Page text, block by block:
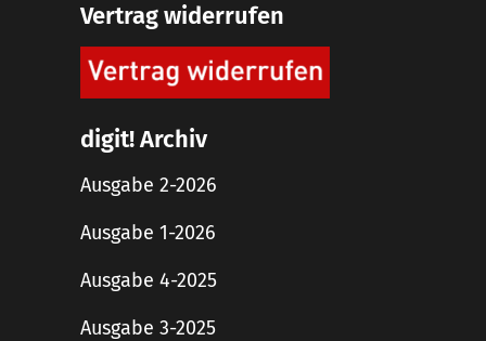
Vertrag widerrufen
digit! Archiv
Ausgabe 2-2026
Ausgabe 1-2026
Ausgabe 4-2025
Ausgabe 3-2025